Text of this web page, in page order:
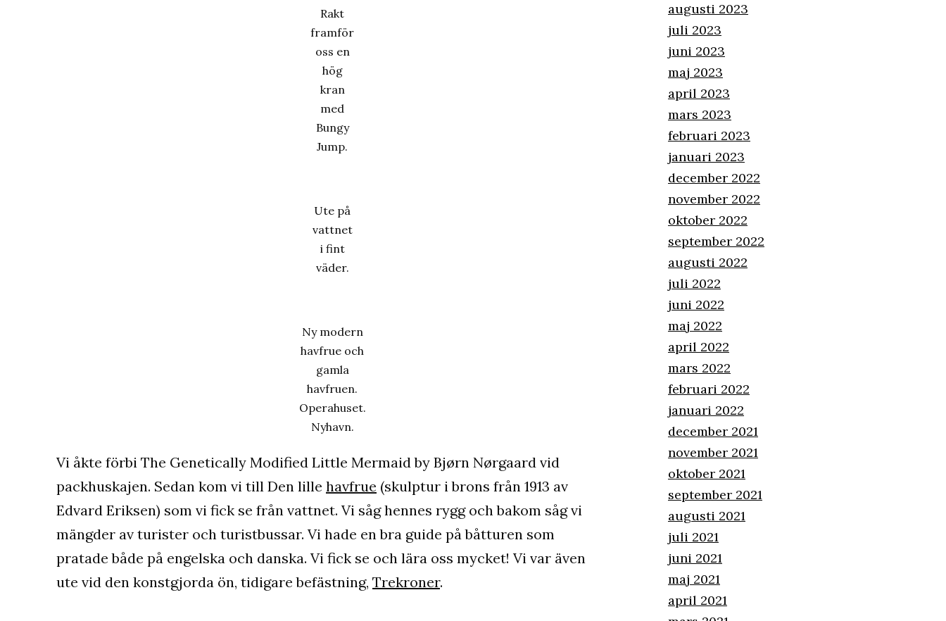
Rakt
framför
oss en
hög
kran
med
Bungy
Jump.
Ute på
vattnet
i fint
väder.
Ny modern
havfrue och
gamla
havfruen.
Operahuset.
Nyhavn.
Vi åkte förbi The Genetically Modified Little Mermaid by Bjørn Nørgaard vid
packhuskajen. Sedan kom vi till Den lille havfrue (skulptur i brons från 1913 av
Edvard Eriksen) som vi fick se från vattnet. Vi såg hennes rygg och bakom såg vi
mängder av turister och turistbussar. Vi hade en bra guide på båtturen som
pratade både på engelska och danska. Vi fick se och lära oss mycket! Vi var även
ute vid den konstgjorda ön, tidigare befästning, Trekroner.
augusti 2023
juli 2023
juni 2023
maj 2023
april 2023
mars 2023
februari 2023
januari 2023
december 2022
november 2022
oktober 2022
september 2022
augusti 2022
juli 2022
juni 2022
maj 2022
april 2022
mars 2022
februari 2022
januari 2022
december 2021
november 2021
oktober 2021
september 2021
augusti 2021
juli 2021
juni 2021
maj 2021
april 2021